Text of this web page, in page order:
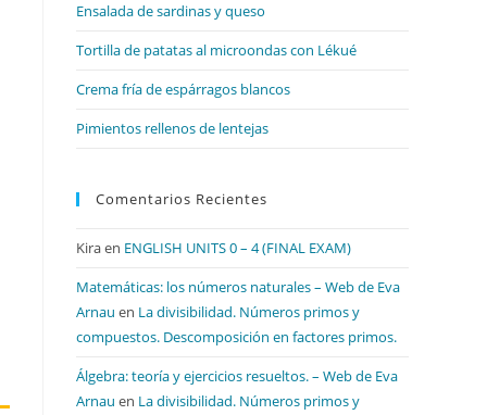
Ensalada de sardinas y queso
Tortilla de patatas al microondas con Lékué
Crema fría de espárragos blancos
Pimientos rellenos de lentejas
Comentarios Recientes
Kiraen ENGLISH UNITS 0 – 4 (FINAL EXAM)
Matemáticas: los números naturales – Web de Eva
Arnau en La divisibilidad. Números primos y
compuestos. Descomposición en factores primos.
Álgebra: teoría y ejercicios resueltos. – Web de Eva
Arnau en La divisibilidad. Números primos y